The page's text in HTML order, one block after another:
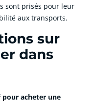
sont prisés pour leur
aux transports.
sur
dans
pour acheter une